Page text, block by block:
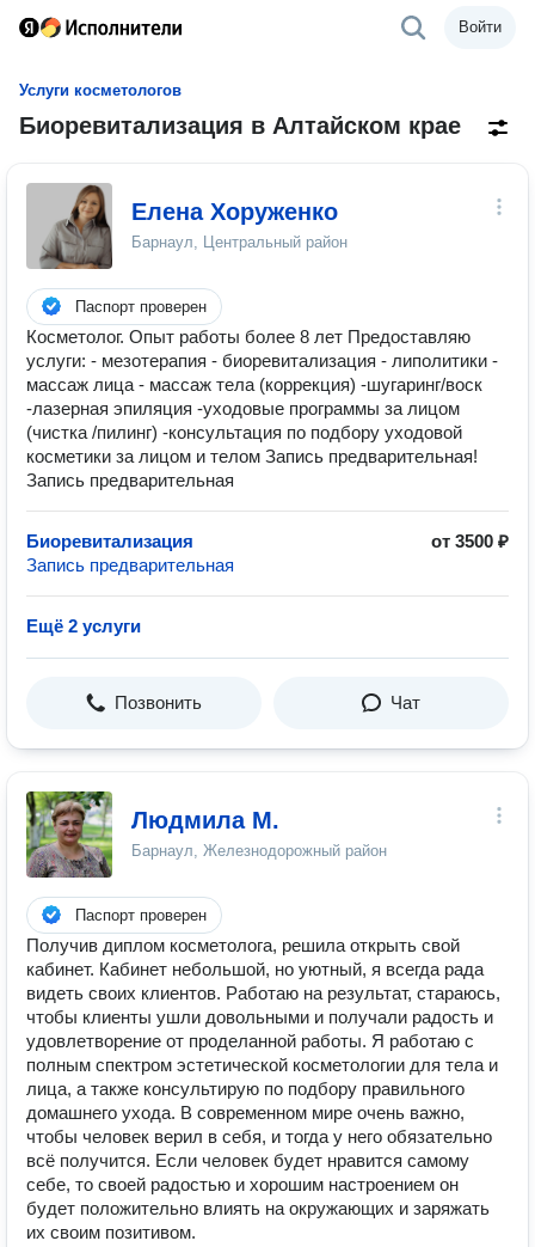
Войти
Услуги косметологов
Биоревитализация в Алтайском крае
Елена Хоруженко
Барнаул, Центральный район
Паспорт проверен
Косметолог. Опыт работы более 8 лет Предоставляю
услуги: - мезотерапия - биоревитализация - липолитики -
массаж лица - массаж тела (коррекция) -шугаринг/воск
-лазерная эпиляция -уходовые программы за лицом
(чистка /пилинг) -консультация по подбору уходовой
косметики за лицом и телом Запись предварительная!
Запись предварительная
Биоревитализация
от 3500 ₽
Запись предварительная
Ещё 2 услуги
Позвонить Чат
Людмила М.
Барнаул, Железнодорожный район
Паспорт проверен
Получив диплом косметолога, решила открыть свой
кабинет. Кабинет небольшой, но уютный, я всегда рада
видеть своих клиентов. Работаю на результат, стараюсь,
чтобы клиенты ушли довольными и получали радость и
удовлетворение от проделанной работы. Я работаю с
полным спектром эстетической косметологии для тела и
лица, а также консультирую по подбору правильного
домашнего ухода. В современном мире очень важно,
чтобы человек верил в себя, и тогда у него обязательно
всё получится. Если человек будет нравится самому
себе, то своей радостью и хорошим настроением он
будет положительно влиять на окружающих и заряжать
их своим позитивом.